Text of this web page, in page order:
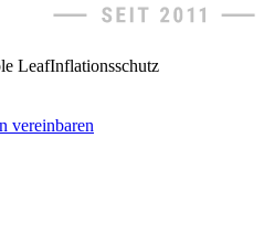
LeafInflationsschutz
vereinbaren